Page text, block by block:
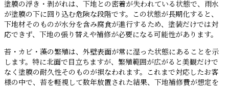
塗膜の浮き・剥がれは、下地との密着が失われている状態で、雨水
が塗膜の下に回り込む危険な段階です。この状態が長期化すると、
下地材そのものが水分を含み腐食が進行するため、塗装だけでは対
応できず、下地の張り替えや補修が必要になる可能性があります。
苔・カビ・藻の繁殖は、外壁表面が常に湿った状態にあることを示
します。特に北面で目立ちますが、繁殖範囲が広がると美観だけで
なく塗膜の耐久性そのものが損なわれます。これまで対応したお客
様の中で、苔を軽視して数年放置された結果、下地補修費が想定を